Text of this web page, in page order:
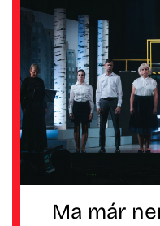
Ma már